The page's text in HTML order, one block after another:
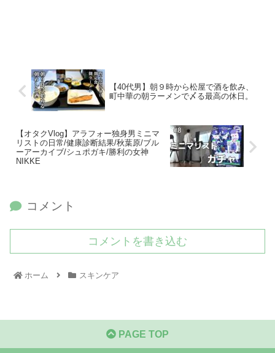
【40代男】朝９時から松屋で酒を飲み、
町中華の朝ラーメンで〆る最高の休日。
【オタクVlog】アラフォー独身男ミニマ
リストの日常/健康診断結果/秋葉原/ブル
ーアーカイブ/シュポガキ/勝利の女神
NIKKE
コメント
コメントを書き込む
ホーム スキンケア
PAGE TOP